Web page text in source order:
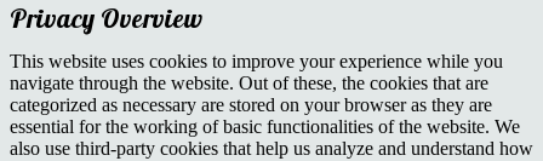
Privacy Overview
This website uses cookies to improve your experience while you
navigate through the website. Out of these, the cookies that are
categorized as necessary are stored on your browser as they are
essential for the working of basic functionalities of the website. We
also use third-party cookies that help us analyze and understand how